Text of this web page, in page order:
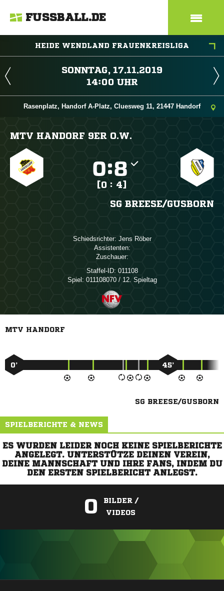
FUSSBALL.DE
HEIDE WENDLAND FRAUENKREISLIGA
 
 
Rasenplatz, Handorf A-Platz, Cluesweg 11, 21447 Handorf
MTV HANDORF 9ER O.W.
:
[0 : 4]
SG BREESE/​GUSBORN
Schiedsrichter:  
Assistenten:
Zuschauer:
Staffel-ID: 011108
Spiel: 011108070 / 12. Spieltag
MTV HANDORF
0’ 45’
SG BREESE/GUSBORN
SPIELBERICHTE & NEWS
ES WURDEN LEIDER NOCH KEINE SPIELBERICHTE
ANGELEGT. UNTERSTÜTZE DEINEN VEREIN,
DEINE MANNSCHAFT UND IHRE FANS, INDEM DU
DEN ERSTEN SPIELBERICHT ANLEGST.
0
BILDER /
VIDEOS